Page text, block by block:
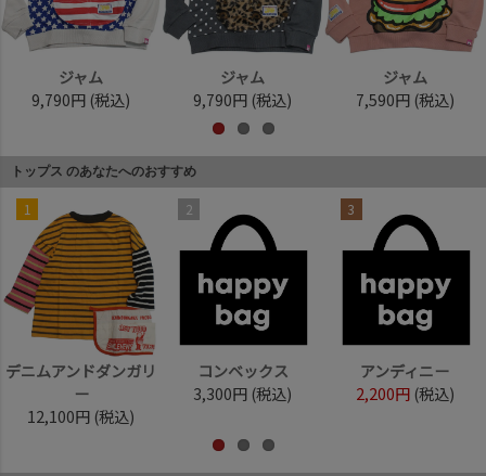
ジャム
9,790円 (税込)
ジャム
9,790円 (税込)
ジャム
7,590円 (税込)
トップス のあなたへのおすすめ
1
デニムアンドダンガリ
ー
12,100円 (税込)
2
コンベックス
3,300円 (税込)
3
アンディニー
2,200円 (税込)